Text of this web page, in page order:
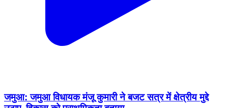
जमुआ: जमुआ विधायक मंजू कुमारी ने बजट सत्र में क्षेत्रीय मुद्दे